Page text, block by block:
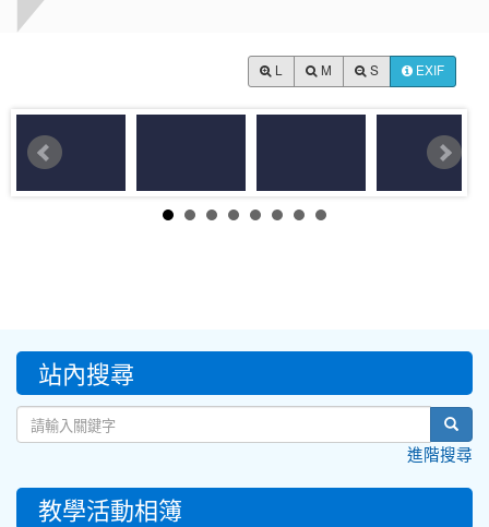
M S EXIF
::: 站內搜尋
進階搜尋
教學活動相簿